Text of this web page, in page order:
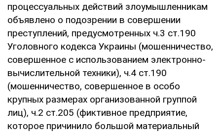
процессуальных действий злоумышленникам
объявлено о подозрении в совершении
преступлений, предусмотренных ч.3 ст.190
Уголовного кодекса Украины (мошенничество,
совершенное с использованием электронно-
вычислительной техники), ч.4 ст.190
(мошенничество, совершенное в особо
крупных размерах организованной группой
лиц), ч.2 ст.205 (фиктивное предприятие,
которое причинило большой материальный